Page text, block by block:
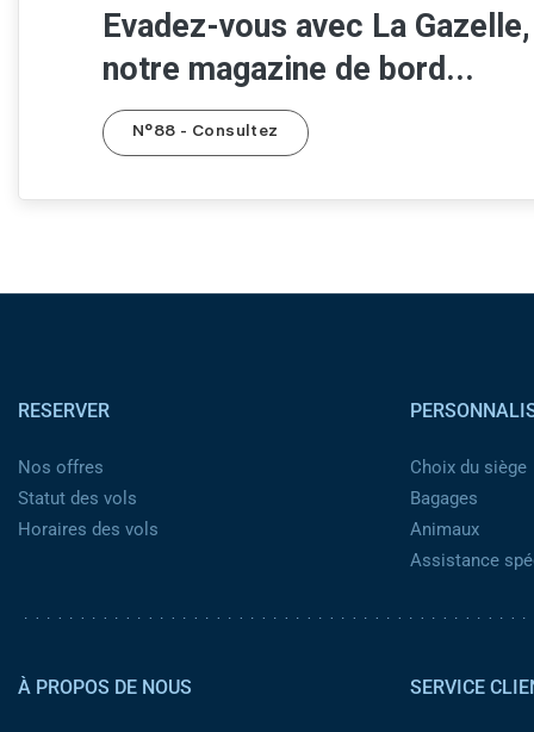
Evadez-vous avec La Gazelle,
notre magazine de bord...
N°88 - Consultez
RESERVER
Nos offres
Statut des vols
Horaires des vols
Choix du siège
Bagages
Animaux
Assistance
À PROPOS DE NOUS SERVICE